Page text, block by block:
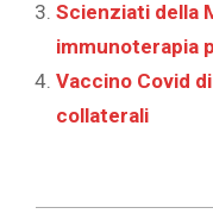
Scienziati della
immunoterapia
Vaccino Covid
collaterali